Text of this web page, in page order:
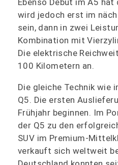
wird jedoch erst im
sein, dann in zwei
Kombination mit
Die elektrische
100 Kilometern an.
Die gleiche Technik wie
Q5. Die ersten
Frühjahr beginnen. Im
der Q5 zu den
SUV im Premium-
verkauft sich weltweit